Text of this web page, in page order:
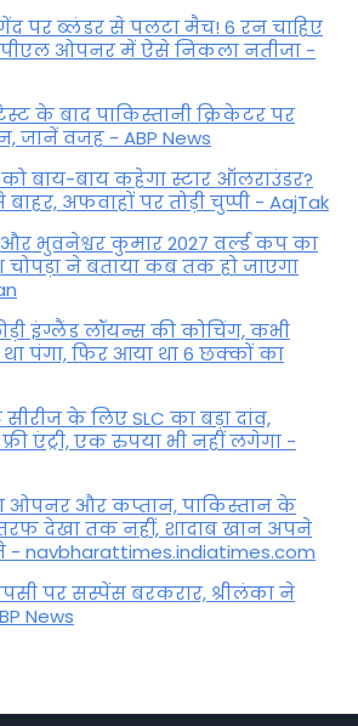
गेंद पर ब्लंडर से पलटा मैच! 6 रन चाहिए
ओपनर में ऐसे न‍िकला नतीजा -
के बाद पाकिस्तानी क्रिकेटर पर
जानें वजह - ABP News
बाय-बाय कहेगा स्टार ऑलराउंडर?
अफवाहों पर तोड़ी चुप्पी - AajTak
भुवनेश्वर कुमार 2027 वर्ल्ड कप का
चोपड़ा ने बताया कब तक हो जाएगा
इंग्लैंड लॉयन्स की कोच‍िंग, कभी
पंगा, फ‍िर आया था 6 छक्कों का
के लिए SLC का बड़ा दांव,
एंट्री, एक रुपया भी नहीं लगेगा -
ओपनर और कप्तान, पाकिस्तान के
देखा तक नहीं, शादाब खान अपने
navbharattimes.indiatimes.com
पर सस्पेंस बरकरार, श्रीलंका ने
News